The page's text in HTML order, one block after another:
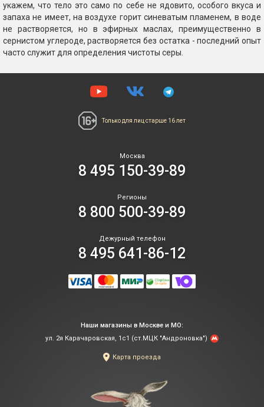
укажем, что тело это само по себе не ядовито, особого вкуса и
запаха не имеет, на воздухе горит синеватым пламенем, в воде
не растворяется, но в эфирных маслах, преимущественно в
сернистом углероде, растворяется без остатка - последний опыт
часто служит для определения чистоты серы.
Только для лицстарше 16 лет
Москва
8 495 150-39-89
Регионы
8 800 500-39-89
Дежурный телефон
8 495 641-86-12
Наши магазины в Москве и МО:
ул. 2я Карачаровская, 1с1 (ст.МЦК "Андроновка")
Карта проезда